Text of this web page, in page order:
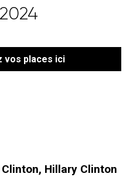
2024
vos places ici
Hillary Clinton